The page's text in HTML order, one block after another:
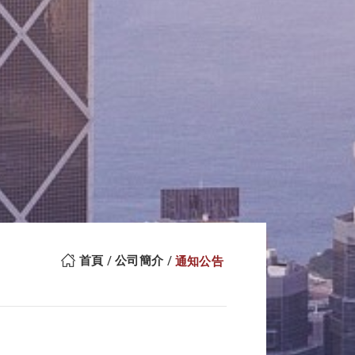
首頁 公司簡介 通知公告